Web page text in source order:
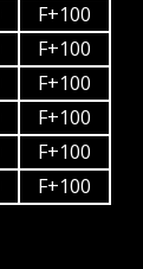
F+100
F+100
F+100
F+100
F+100
F+100